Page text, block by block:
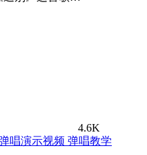
4.6K
弹唱教学